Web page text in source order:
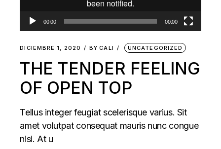
00:00 00:00
DICIEMBRE 1, 2020 BY CALI UNCATEGORIZED
THE TENDER FEELING
OF OPEN TOP
Tellus integer feugiat scelerisque varius. Sit
amet volutpat consequat mauris nunc congue
nisi. At u